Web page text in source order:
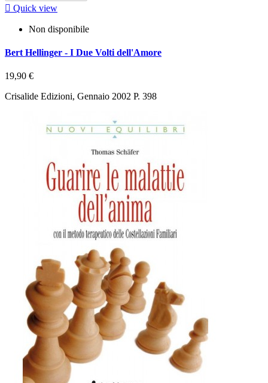
 Quick view
Non disponibile
Bert Hellinger - I Due Volti dell'Amore
19,90 €
Crisalide Edizioni, Gennaio 2002 P. 398